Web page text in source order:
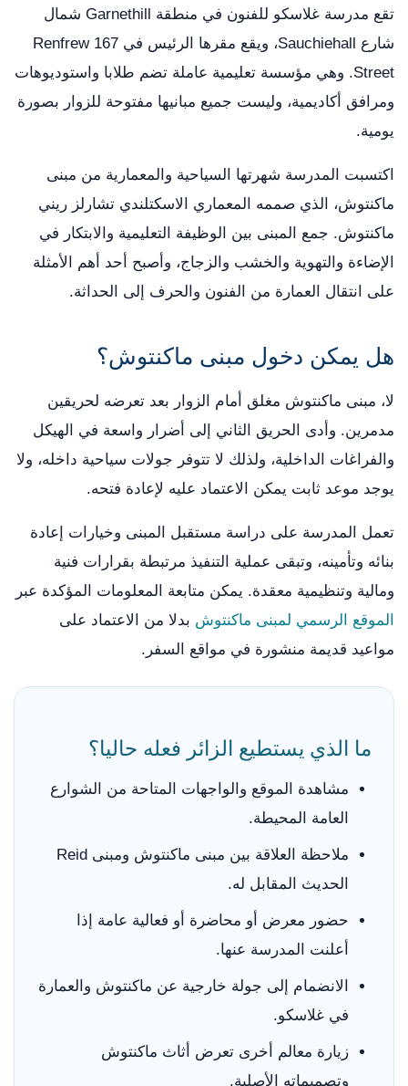
تقع مدرسة غلاسكو للفنون في منطقة Garnethill شمال
شارع Sauchiehall، ويقع مقرها الرئيس في 167 Renfrew
Street. وهي مؤسسة تعليمية عاملة تضم طلابا واستوديوهات
ومرافق أكاديمية، وليست جميع مبانيها مفتوحة للزوار بصورة
يومية.
اكتسبت المدرسة شهرتها السياحية والمعمارية من مبنى
ماكنتوش، الذي صممه المعماري الاسكتلندي تشارلز ريني
ماكنتوش. جمع المبنى بين الوظيفة التعليمية والابتكار في
الإضاءة والتهوية والخشب والزجاج، وأصبح أحد أهم الأمثلة
على انتقال العمارة من الفنون والحرف إلى الحداثة.
هل يمكن دخول مبنى ماكنتوش؟
لا، مبنى ماكنتوش مغلق أمام الزوار بعد تعرضه لحريقين
مدمرين. وأدى الحريق الثاني إلى أضرار واسعة في الهيكل
والفراغات الداخلية، ولذلك لا تتوفر جولات سياحية داخله، ولا
يوجد موعد ثابت يمكن الاعتماد عليه لإعادة فتحه.
تعمل المدرسة على دراسة مستقبل المبنى وخيارات إعادة
بنائه وتأمينه، وتبقى عملية التنفيذ مرتبطة بقرارات فنية
ومالية وتنظيمية معقدة. يمكن متابعة المعلومات المؤكدة عبر
الموقع الرسمي لمبنى ماكنتوش بدلا من الاعتماد على
مواعيد قديمة منشورة في مواقع السفر.
ما الذي يستطيع الزائر فعله حاليا؟
مشاهدة الموقع والواجهات المتاحة من الشوارع
العامة المحيطة.
ملاحظة العلاقة بين مبنى ماكنتوش ومبنى Reid
الحديث المقابل له.
حضور معرض أو محاضرة أو فعالية عامة إذا
أعلنت المدرسة عنها.
الانضمام إلى جولة خارجية عن ماكنتوش والعمارة
في غلاسكو.
زيارة معالم أخرى تعرض أثاث ماكنتوش
وتصميماته الأصلية.